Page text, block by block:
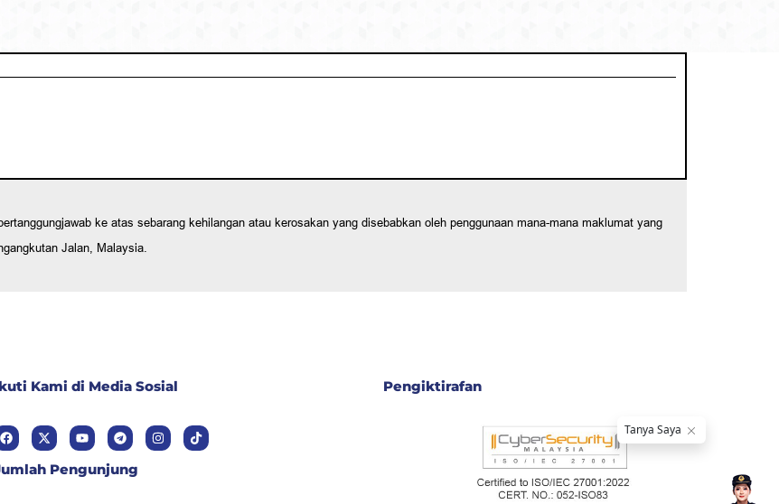
ke atas sebarang kehilangan atau kerosakan yang disebabkan oleh penggunaan mana-mana maklumat yang
Jalan, Malaysia.
Kami di Media Sosial
Pengunjung
Pengiktirafan